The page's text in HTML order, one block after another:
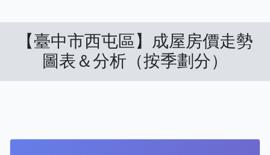
【臺中市西屯區】成屋房價走勢
圖表＆分析（按季劃分）